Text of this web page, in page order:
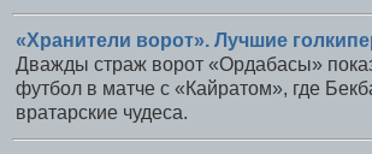
«Хранители ворот». Лучшие
Дважды страж ворот «Ордабасы»
футбол в матче с «Кайратом», где
вратарские чудеса.